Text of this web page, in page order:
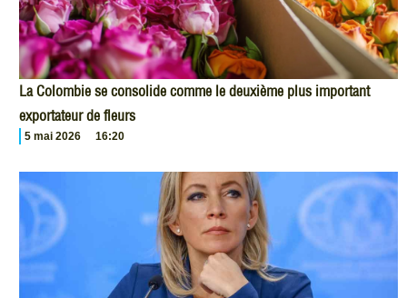
La Colombie se consolide comme le deuxième plus important
exportateur de fleurs
5 mai 2026 16:20